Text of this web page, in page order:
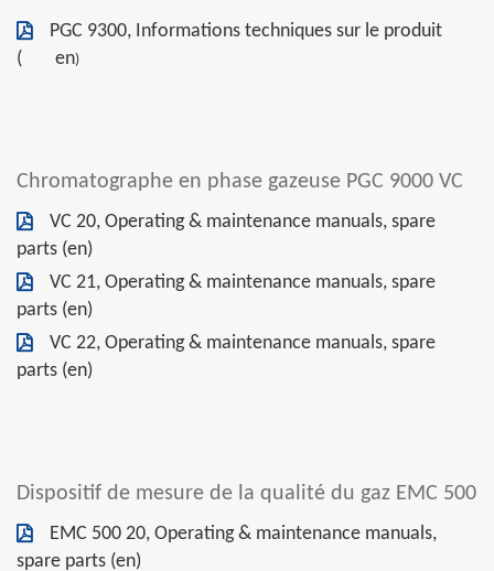
PGC 9300, Informations techniques sur le produit
(
en)
Chromatographe en phase gazeuse PGC 9000 VC
VC 20, Operating & maintenance manuals, spare
parts (en)
VC 21, Operating & maintenance manuals, spare
parts (en)
VC 22, Operating & maintenance manuals, spare
parts (en)
Dispositif de mesure de la qualité du gaz EMC 500
EMC 500 20, Operating & maintenance manuals,
spare parts (en)